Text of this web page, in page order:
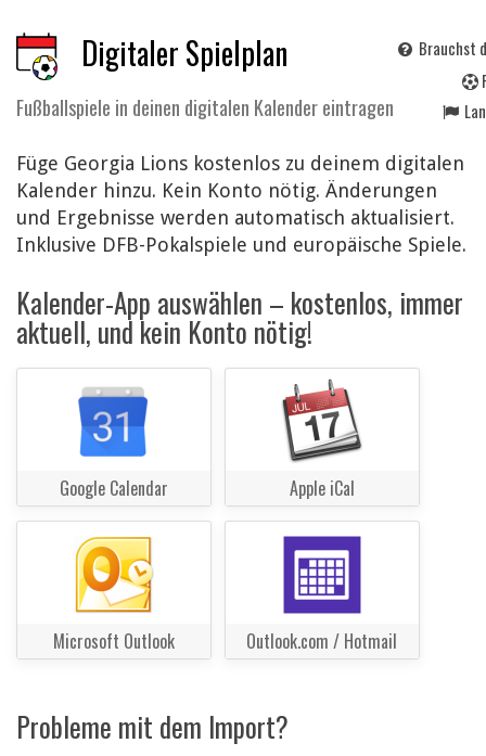
Digitaler Spielplan
Fußballspiele in deinen digitalen Kalender eintragen
Brauchst
Füge Georgia Lions kostenlos zu deinem digitalen
Kalender hinzu. Kein Konto nötig. Änderungen
und Ergebnisse werden automatisch aktualisiert.
Inklusive DFB-Pokalspiele und europäische Spiele.
Kalender-App auswählen – kostenlos, immer
aktuell, und kein Konto nötig!
Google Calendar Apple iCal
Microsoft Outlook Outlook.com / Hotmail
Probleme mit dem Import?